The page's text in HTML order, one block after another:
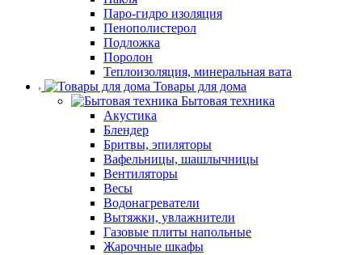
Паро-гидро изоляция
Пенополистерол
Подложка
Поролон
Теплоизоляция, минеральная вата
Товары для дома
Бытовая техника
Акустика
Блендер
Бритвы, эпиляторы
Вафельницы, шашлычницы
Вентиляторы
Весы
Водонагреватели
Вытяжки, увлажнители
Газовые плиты напольные
Жарочные шкафы